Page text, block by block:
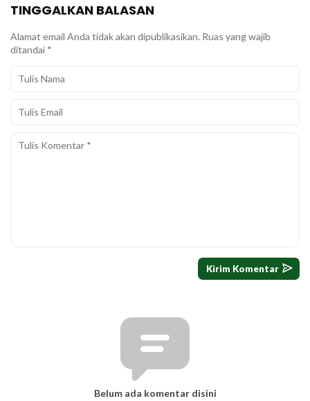
TINGGALKAN BALASAN
Alamat email Anda tidak akan dipublikasikan. Ruas yang wajib
ditandai *
Belum ada komentar disini